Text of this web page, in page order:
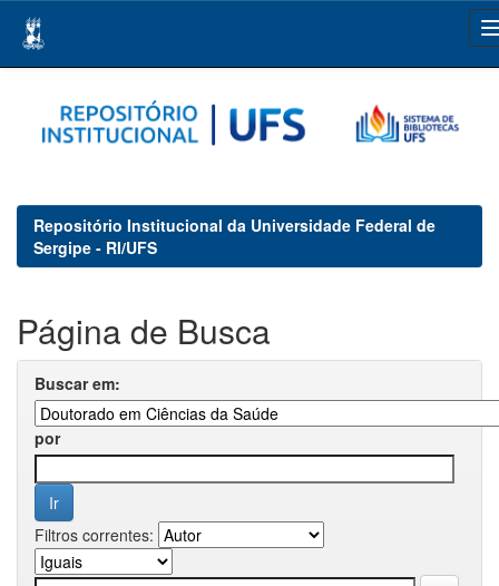
navigation
Repositório Institucional da Universidade Federal de
Sergipe - RI/UFS
Página de Busca
Buscar em:
por
Filtros correntes: